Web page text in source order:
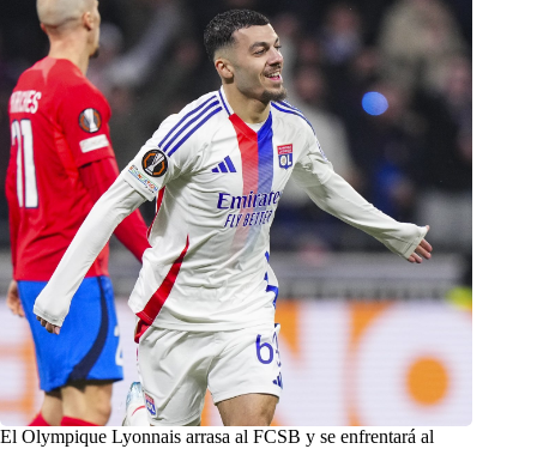
El Olympique Lyonnais arrasa al FCSB y se enfrentará al